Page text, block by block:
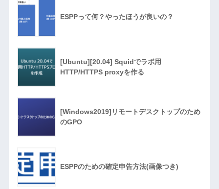
ESPPって何？やったほうが良いの？
[Ubuntu][20.04] Squidでラボ用
HTTP/HTTPS proxyを作る
[Windows2019]リモートデスクトップのため
のGPO
ESPPのための確定申告方法(画像つき)